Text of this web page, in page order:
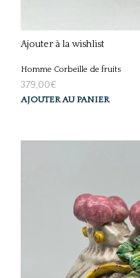
Ajouter à la wishlist
Homme Corbeille de fruits
379,00€
AJOUTER AU PANIER